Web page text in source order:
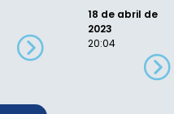
18 de abril de
2023
20:04